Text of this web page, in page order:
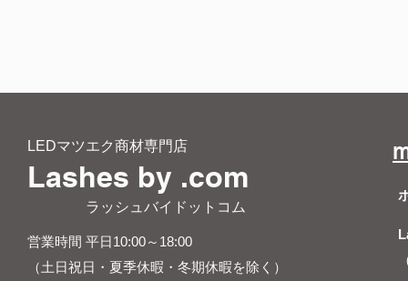
LEDマツエク商材専門店
Lashes by .com
​ ラッシュバイドットコム
営業時間 平日10:00～18:00
（土日祝日・夏季休暇・冬期休暇を除く）